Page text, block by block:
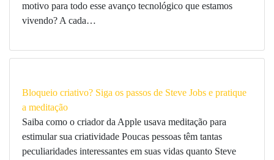
motivo para todo esse avanço tecnológico que estamos
vivendo? A cada…
Bloqueio criativo? Siga os passos de Steve Jobs e pratique
a meditação
Saiba como o criador da Apple usava meditação para
estimular sua criatividade Poucas pessoas têm tantas
peculiaridades interessantes em suas vidas quanto Steve